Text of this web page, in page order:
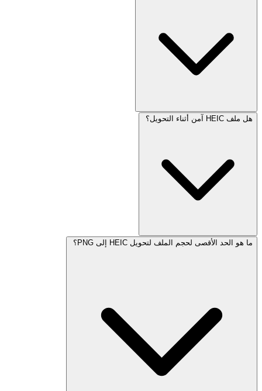
هل ملف HEIC آمن أثناء التحويل؟
ما هو الحد الأقصى لحجم الملف لتحويل HEIC إلى PNG؟